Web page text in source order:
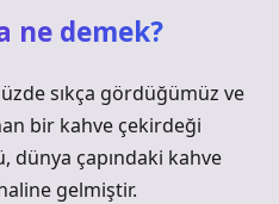
ne demek?
sıkça gördüğümüz ve
bir kahve çekirdeği
dünya çapındaki kahve
gelmiştir.